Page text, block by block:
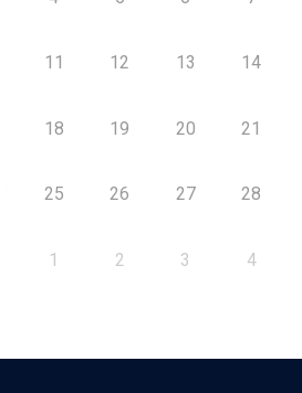
11 12 13 14
18 19 20 21
25 26 27 28
1 2 3 4